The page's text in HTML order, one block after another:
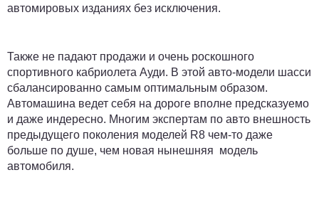
автомировых изданиях без исключения.
Также не падают продажи и очень роскошного
спортивного кабриолета Ауди. В этой авто-модели шасси
сбалансированно самым оптимальным образом.
Автомашина ведет себя на дороге вполне предсказуемо
и даже индересно. Многим экспертам по авто внешность
предыдущего поколения моделей R8 чем-то даже
больше по душе, чем новая нынешняя модель
автомобиля.